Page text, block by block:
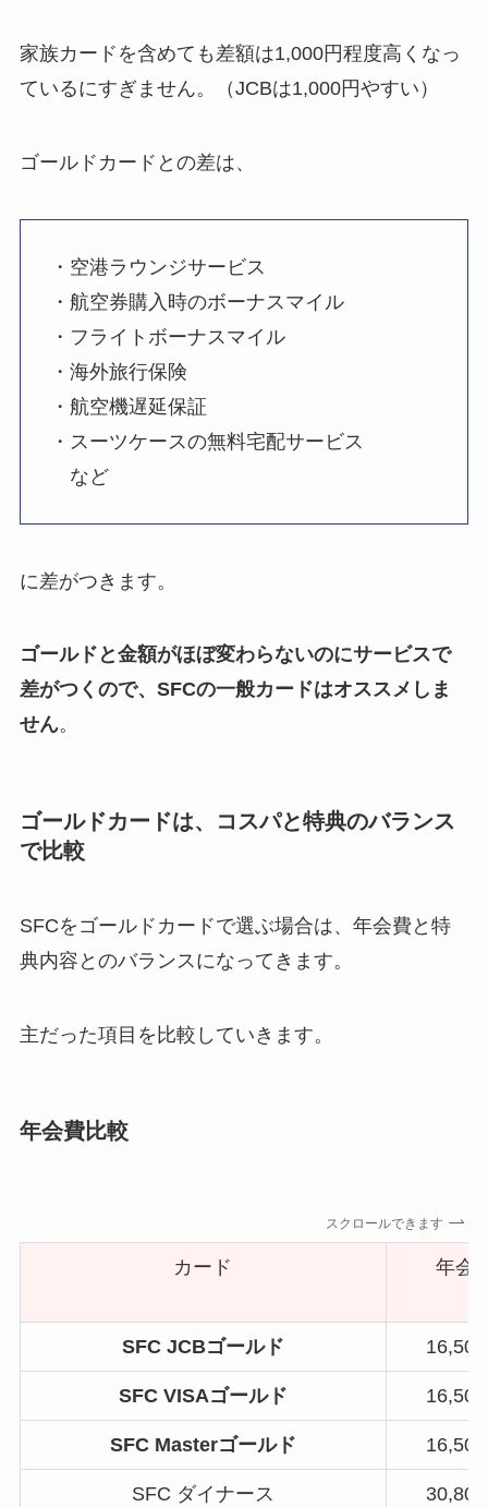
家族カードを含めても差額は1,000円程度高くなっ
ているにすぎません。（JCBは1,000円やすい）
ゴールドカードとの差は、
・空港ラウンジサービス
・航空券購入時のボーナスマイル
・フライトボーナスマイル
・海外旅行保険
・航空機遅延保証
・スーツケースの無料宅配サービス
など
に差がつきます。
ゴールドと金額がほぼ変わらないのにサービスで
差がつくので、SFCの一般カードはオススメしま
せん。
ゴールドカードは、コスパと特典のバランス
で比較
SFCをゴールドカードで選ぶ場合は、年会費と特
典内容とのバランスになってきます。
主だった項目を比較していきます。
年会費比較
スクロールできます
カード 年会
SFC JCBゴールド
SFC VISAゴールド
SFC Masterゴールド
SFC ダイナース